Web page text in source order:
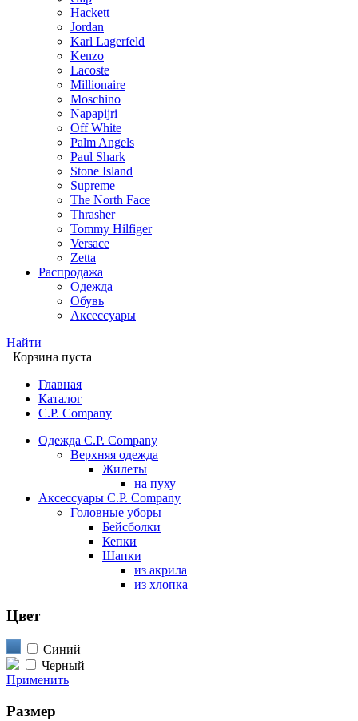
Hackett
Jordan
Karl Lagerfeld
Kenzo
Lacoste
Millionaire
Moschino
Napapijri
Off White
Palm Angels
Paul Shark
Stone Island
Supreme
The North Face
Thrasher
Tommy Hilfiger
Versace
Zetta
Распродажа
Одежда
Обувь
Аксессуары
Найти
Корзина пуста
Главная
Каталог
C.P. Company
Одежда C.P. Company
Верхняя одежда
Жилеты
на пуху
Аксессуары C.P. Company
Головные уборы
Бейсболки
Кепки
Шапки
из акрила
из хлопка
Цвет
Синий
Черный
Применить
Размер